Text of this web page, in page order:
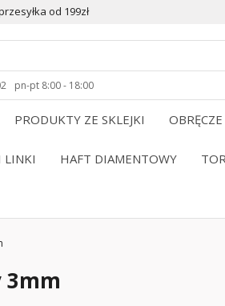
od 199zł
pn-pt 8:00 - 18:00
PRODUKTY ZE SKLEJKI
LINKI HAFT DIAMENTOWY
3mm